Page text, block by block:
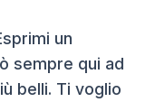
un
sempre qui ad
belli. Ti voglio